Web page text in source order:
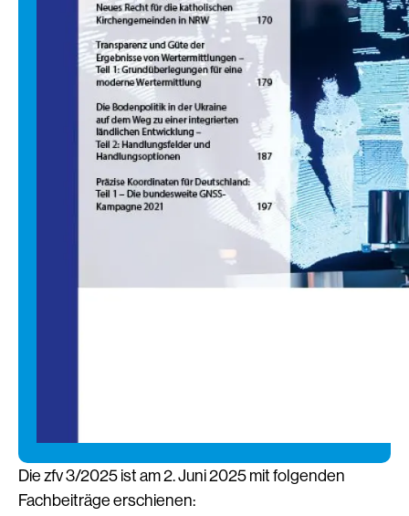
Die zfv 3/2025 ist am 2. Juni 2025 mit folgenden
Fachbeiträge erschienen: